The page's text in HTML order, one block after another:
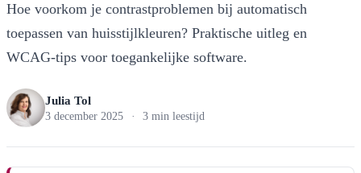
Hoe voorkom je contrastproblemen bij automatisch
toepassen van huisstijlkleuren? Praktische uitleg en
WCAG-tips voor toegankelijke software.
Julia Tol
3 december 2025 · 3 min leestijd